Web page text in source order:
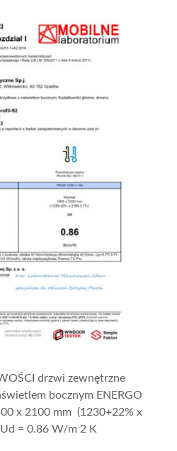
drzwi zewnętrzne
bocznym ENERGO
x 2100 mm (1230+22% x
= 0.86 W/m 2 K